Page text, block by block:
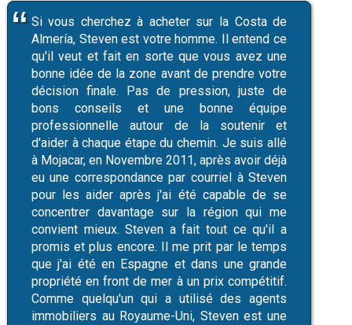
Si vous cherchez à acheter sur la Costa de
Almería, Steven est votre homme. Il entend ce
qu'il veut et fait en sorte que vous avez une
bonne idée de la zone avant de prendre votre
décision finale. Pas de pression, juste de
bons conseils et une bonne équipe
professionnelle autour de la soutenir et
d'aider à chaque étape du chemin. Je suis allé
à Mojacar, en Novembre 2011, après avoir déjà
eu une correspondance par courriel à Steven
pour les aider après j'ai été capable de se
concentrer davantage sur la région qui me
convient mieux. Steven a fait tout ce qu'il a
promis et plus encore. Il me prit par le temps
que j'ai été en Espagne et dans une grande
propriété en front de mer à un prix compétitif.
Comme quelqu'un qui a utilisé des agents
immobiliers au Royaume-Uni, Steven est une